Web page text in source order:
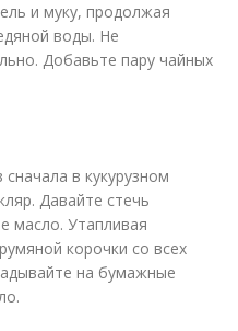
и муку, продолжая
воды. Не
Добавьте пару чайных
в кукурузном
Давайте стечь
масло. Утапливая
корочки со всех
на бумажные